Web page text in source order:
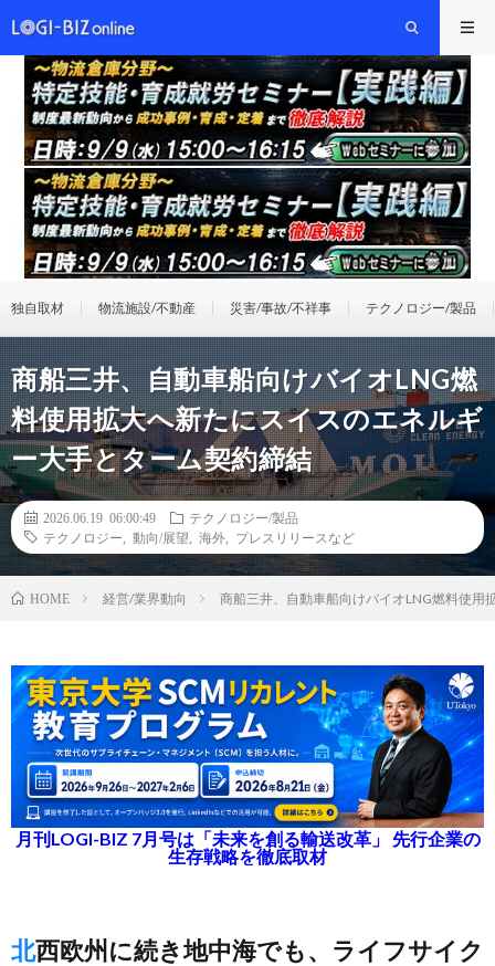
独自取材 物流施設/不動産 災害/事故/不祥事 テクノロジー/製品
商船三井、自動車船向けバイオLNG燃
料使用拡大へ新たにスイスのエネルギ
ー大手とターム契約締結
2026.06.19 06:00:49
テクノロジー/製品
テクノロジー
動向/展望 海外 プレスリリースなど
HOME 経営/業界動向 商船三井、自動車船向けバイオLNG燃料使用
月刊LOGI-BIZ 7月号は「未来を創る輸送改革」 先行企業の
生存戦略を徹底取材
北西欧州に続き地中海でも、ライフサイク